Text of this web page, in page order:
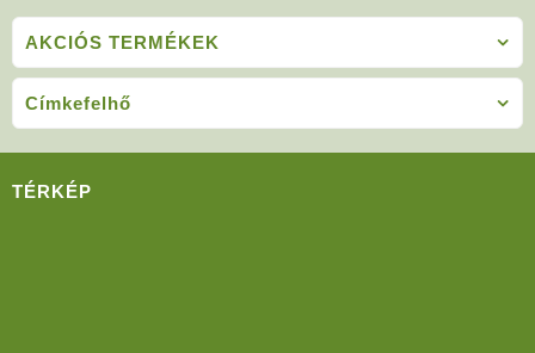
AKCIÓS TERMÉKEK
Címkefelhő
TÉRKÉP